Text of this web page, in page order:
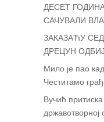
ДЕСЕТ
САЧУВАЛИ
ЗАКАЗАЋУ
ДРЕЦУН
Мило је пао
Честитамо
Вучић
државотворној